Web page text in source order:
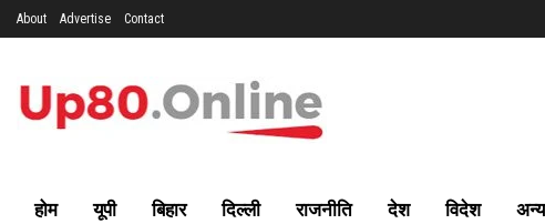
About Advertise Contact
होम यूपी बिहार दिल्ली राजनीति देश विदेश